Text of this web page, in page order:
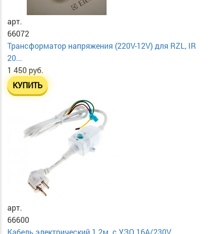
арт.
66072
Трансформатор напряжения (220V-12V) для RZL, IR
20...
1 450 руб.
КУПИТЬ
арт.
66600